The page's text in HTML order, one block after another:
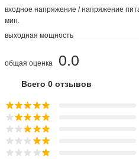
входное напряжение / напряжение
мин.
выходная мощность
0.0
общая оценка
Всего 0 отзывов